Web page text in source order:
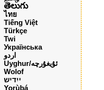
తెలుగు
ไทย
Tiếng Việt
Türkçe
Twi
Українська
اردو
Uyghur/ئۇيغۇرچه
Wolof
ייִדיש
Yorùbá